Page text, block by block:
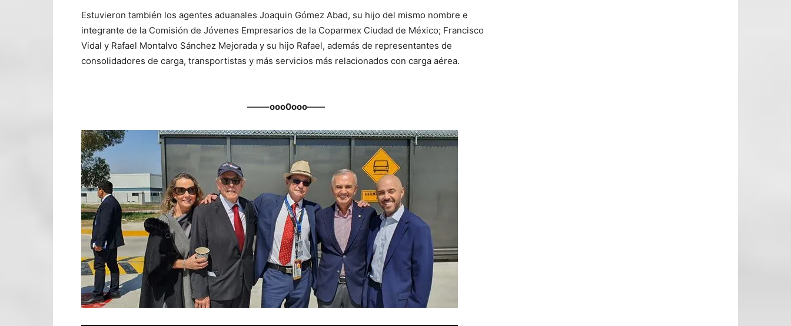
Estuvieron también los agentes aduanales Joaquin Gómez Abad, su hijo del mismo nombre e
integrante de la Comisión de Jóvenes Empresarios de la Coparmex Ciudad de México; Francisco
Vidal y Rafael Montalvo Sánchez Mejorada y su hijo Rafael, además de representantes de
consolidadores de carga, transportistas y más servicios más relacionados con carga aérea.
——–ooo0ooo——